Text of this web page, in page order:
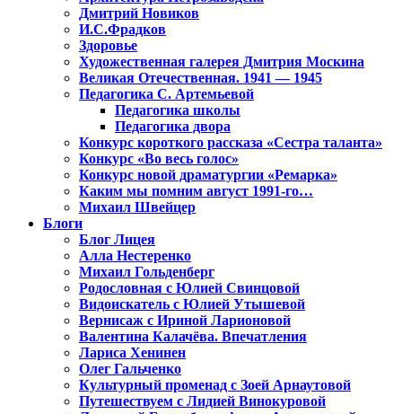
Дмитрий Новиков
И.С.Фрадков
Здоровье
Художественная галерея Дмитрия Москина
Великая Отечественная. 1941 — 1945
Педагогика С. Артемьевой
Педагогика школы
Педагогика двора
Конкурс короткого рассказа «Сестра таланта»
Конкурс «Во весь голос»
Конкурс новой драматургии «Ремарка»
Каким мы помним август 1991-го…
Михаил Швейцер
Блоги
Блог Лицея
Алла Нестеренко
Михаил Гольденберг
Родословная с Юлией Свинцовой
Видоискатель с Юлией Утышевой
Вернисаж с Ириной Ларионовой
Валентина Калачёва. Впечатления
Лариса Хенинен
Олег Гальченко
Культурный променад с Зоей Арнаутовой
Путешествуем с Лидией Винокуровой